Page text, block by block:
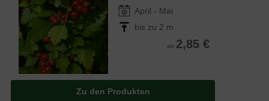
April - Mai
bis zu 2 m
ab 2,85 €
Zu den Produkten